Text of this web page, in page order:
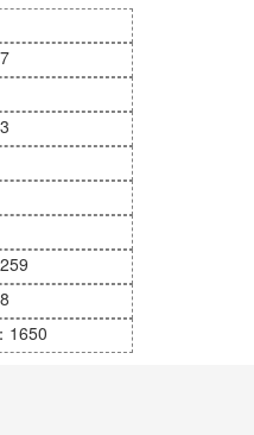
痘的產生。
第一步。
才不會使
1650